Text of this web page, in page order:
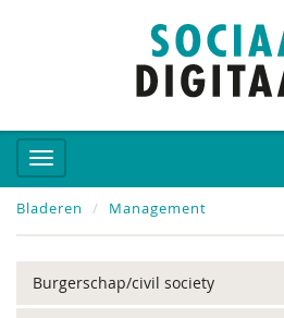
Bladeren Management
Burgerschap/civil society